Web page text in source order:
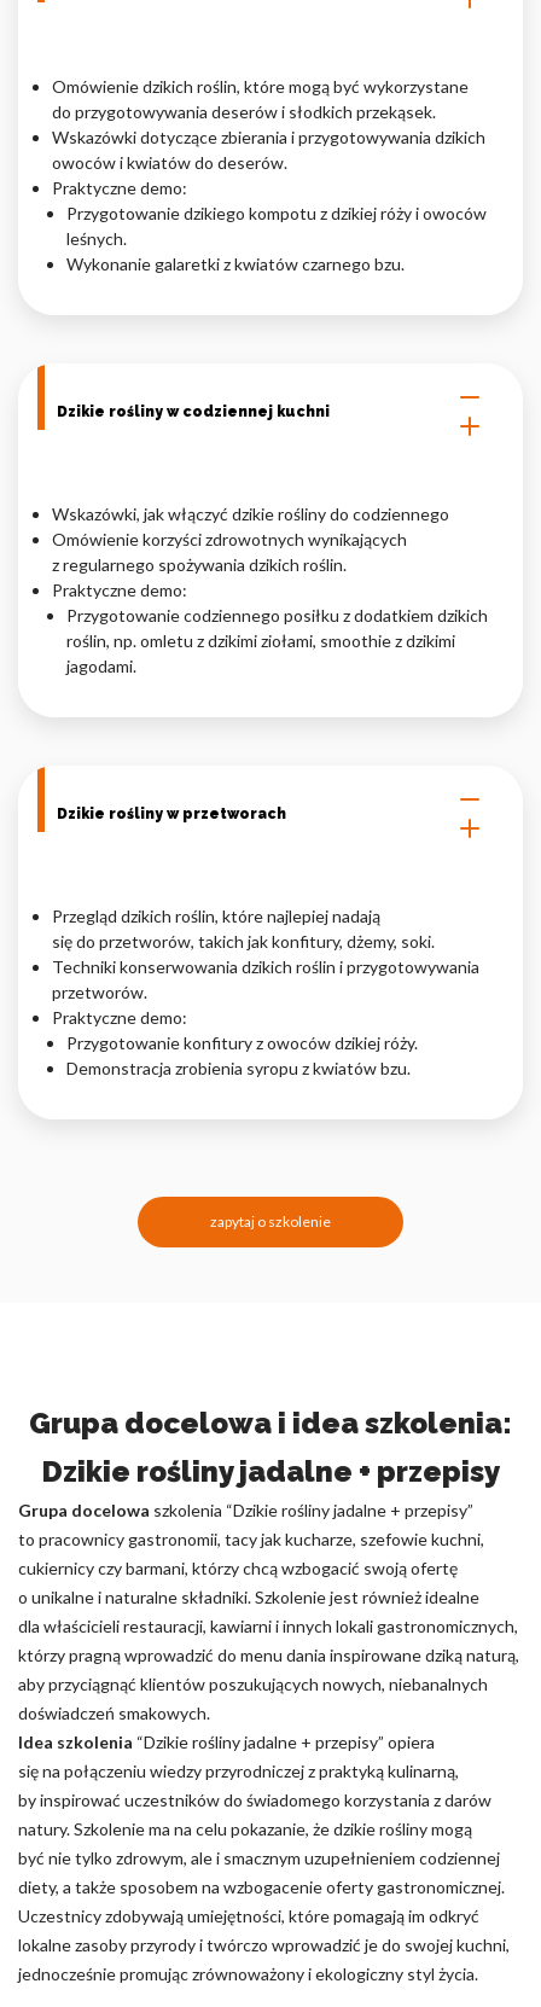
Omówienie dzikich roślin, które mogą być wykorzystane
do przygotowywania deserów i słodkich przekąsek.
Wskazówki dotyczące zbierania i przygotowywania dzikich
owoców i kwiatów do deserów.
Praktyczne demo:
Przygotowanie dzikiego kompotu z dzikiej róży i owoców
leśnych.
Wykonanie galaretki z kwiatów czarnego bzu.
Dzikie rośliny w codziennej kuchni
Wskazówki, jak włączyć dzikie rośliny do codziennego
Omówienie korzyści zdrowotnych wynikających
z regularnego spożywania dzikich roślin.
Praktyczne demo:
Przygotowanie codziennego posiłku z dodatkiem dzikich
roślin, np. omletu z dzikimi ziołami, smoothie z dzikimi
jagodami.
Dzikie rośliny w przetworach
Przegląd dzikich roślin, które najlepiej nadają
się do przetworów, takich jak konfitury, dżemy, soki.
Techniki konserwowania dzikich roślin i przygotowywania
przetworów.
Praktyczne demo:
Przygotowanie konfitury z owoców dzikiej róży.
Demonstracja zrobienia syropu z kwiatów bzu.
zapytaj o szkolenie
Grupa docelowa i idea szkolenia:
Dzikie rośliny jadalne + przepisy
Grupa docelowa szkolenia “Dzikie rośliny jadalne + przepisy”
to pracownicy gastronomii, tacy jak kucharze, szefowie kuchni,
cukiernicy czy barmani, którzy chcą wzbogacić swoją ofertę
o unikalne i naturalne składniki. Szkolenie jest również idealne
dla właścicieli restauracji, kawiarni i innych lokali gastronomicznych,
którzy pragną wprowadzić do menu dania inspirowane dziką naturą,
aby przyciągnąć klientów poszukujących nowych, niebanalnych
doświadczeń smakowych.
Idea szkolenia “Dzikie rośliny jadalne + przepisy” opiera
się na połączeniu wiedzy przyrodniczej z praktyką kulinarną,
by inspirować uczestników do świadomego korzystania z darów
natury. Szkolenie ma na celu pokazanie, że dzikie rośliny mogą
być nie tylko zdrowym, ale i smacznym uzupełnieniem codziennej
diety, a także sposobem na wzbogacenie oferty gastronomicznej.
Uczestnicy zdobywają umiejętności, które pomagają im odkryć
lokalne zasoby przyrody i twórczo wprowadzić je do swojej kuchni,
jednocześnie promując zrównoważony i ekologiczny styl życia.